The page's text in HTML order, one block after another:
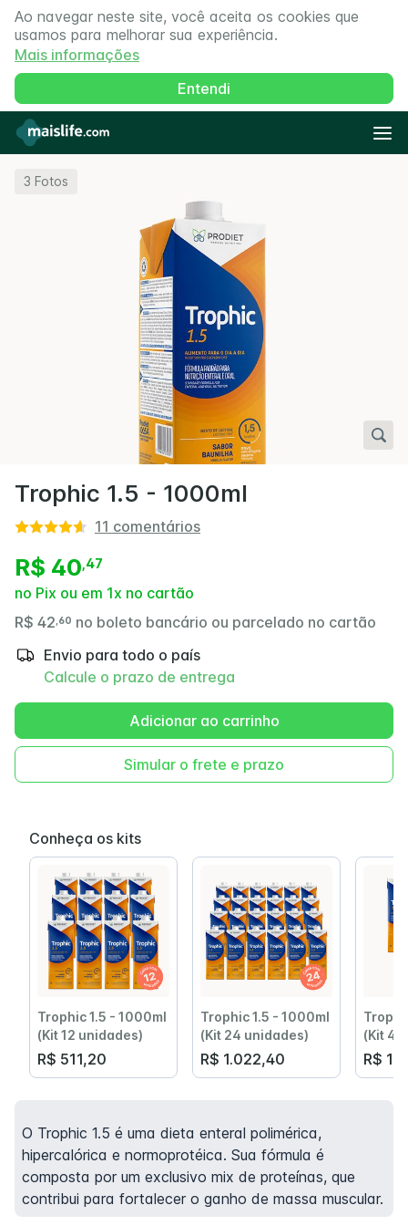
Ao navegar neste site, você aceita os cookies que
usamos para melhorar sua experiência.
Mais informações
Entendi
3 Fotos
Trophic 1.5 - 1000ml
11 comentários
R$ 40 47
no Pix ou em 1x no cartão
R$ 42 60 no boleto bancário ou parcelado no cartão
Envio para todo o país
Calcule o prazo de entrega
Adicionar ao carrinho
Simular o frete e prazo
Conheça os kits
Trophic 1.5 - 1000ml
(Kit 12 unidades)
R$ 511,20
Trophic 1.5 - 1000ml
(Kit 24 unidades)
R$ 1.022,40
(Kit 4
R$
O Trophic 1.5 é uma dieta enteral polimérica,
hipercalórica e normoprotéica. Sua fórmula é
composta por um exclusivo mix de proteínas, que
contribui para fortalecer o ganho de massa muscular.